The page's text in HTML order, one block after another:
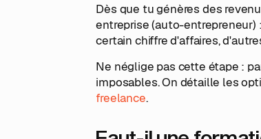
Dès que tu génères des
entreprise (auto-entrepreneur)
certain chiffre d'affaires,
Ne néglige pas cette étape :
imposables. On détaille les
freelance.